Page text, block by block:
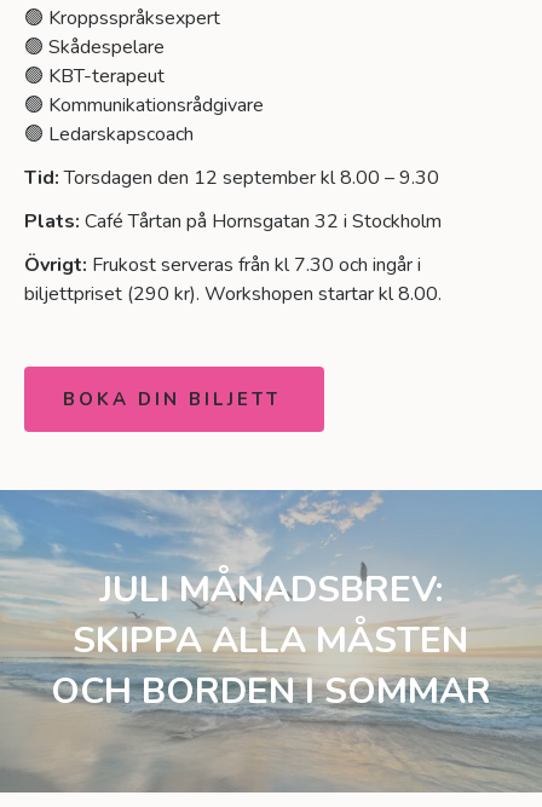
🟢 Kroppsspråksexpert
🟢 Skådespelare
🟢 KBT-terapeut
🟢 Kommunikationsrådgivare
🟢 Ledarskapscoach
Tid:Torsdagen den 12 september kl 8.00 – 9.30
Plats: Café Tårtan på Hornsgatan 32 i Stockholm
Övrigt: Frukost serveras från kl 7.30 och ingår i
biljettpriset (290 kr). Workshopen startar kl 8.00.
BOKA DIN BILJETT
JULI MÅNADSBREV:
SKIPPA ALLA MÅSTEN
OCH BORDEN I SOMMAR